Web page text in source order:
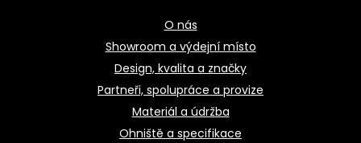
O nás
Showroom a výdejní místo
Design, kvalita a značky
Partneři, spolupráce a provize
Materiál a údržba
Ohniště a specifikace